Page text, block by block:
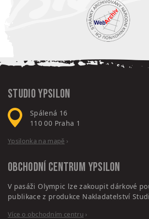
Studio Ypsilon
Spálená 16
110 00 Praha 1
Ypsilonka na mapě ›
Obchodní centrum Ypsilon
V pasáži Olympic lze zakoupit dárkové
publikace z produkce Nakladatelství
Více o obchodním centru ›